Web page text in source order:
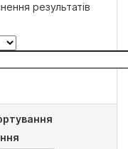
результатів